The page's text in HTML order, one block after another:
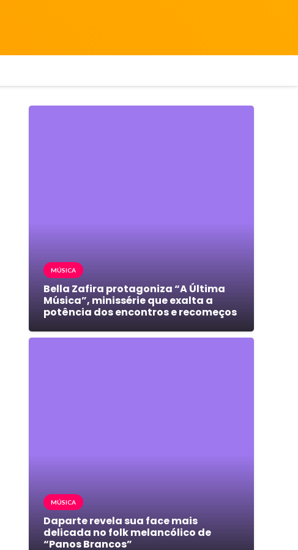
MÚSICA
Bella Zafira protagoniza “A Última
Música”, minissérie que exalta a
potência dos encontros e recomeços
MÚSICA
Daparte revela sua face mais
delicada no folk melancólico de
“Panos Brancos”